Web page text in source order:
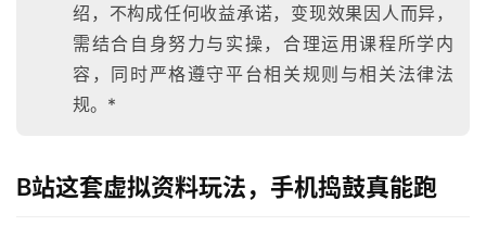
绍，不构成任何收益承诺，变现效果因人而异，
需结合自身努力与实操，合理运用课程所学内
容，同时严格遵守平台相关规则与相关法律法
规。*
B站这套虚拟资料玩法，手机捣鼓真能跑